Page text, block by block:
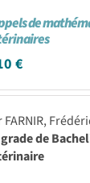
de
€
FARNIR,
de